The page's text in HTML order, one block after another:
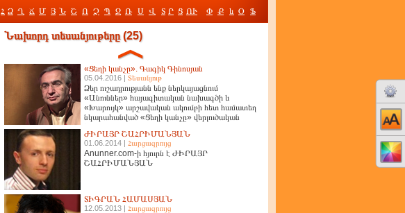
Հ Ձ Ղ Ճ Մ Յ Ն Շ Ո Չ Պ Ջ Ռ Ս Վ Տ Ր Ց ՈՒ Փ Ք և Օ Ֆ
Նախորդ տեսանյութերը (25)
«Ցեղի կանչը». Գագիկ Գինոսյան
05.04.2016 | Տեսանյութ
Ձեր ուշադրությանն ենք ներկայացնում
«Անուններ» հայագիտական նախագծի և
«Խարույկ» արշավական ակումբի հետ համատեղ
նկարահանված «Ցեղի կանչը» վերլուծական
ԺԻՐԱՅՐ ՇԱՀՐԻՄԱՆՅԱՆ
01.06.2014 | Հարցազրույց
Anunner.com-ի հյուրն է ԺԻՐԱՅՐ
ՇԱՀՐԻՄԱՆՅԱՆ
ՏԻԳՐԱՆ ՀԱՄԱՍՅԱՆ
12.05.2013 | Հարցազրույց